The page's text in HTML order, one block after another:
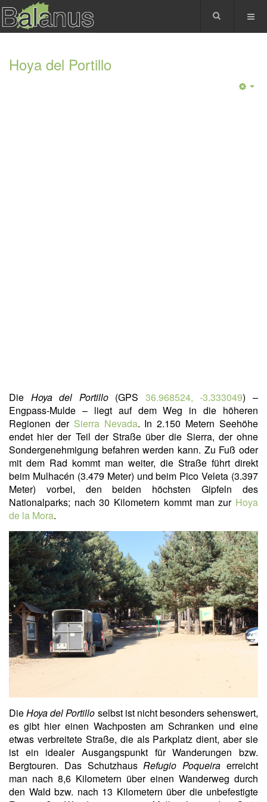
Hoya del Portillo
Die Hoya del Portillo(GPS 36.968524, -3.333049) –
Engpass-Mulde – liegt auf dem Weg in die höheren
Regionen der Sierra Nevada. In 2.150 Metern Seehöhe
endet hier der Teil der Straße über die Sierra, der ohne
Sondergenehmigung befahren werden kann. Zu Fuß oder
mit dem Rad kommt man weiter, die Straße führt direkt
beim Mulhacén (3.479 Meter) und beim Pico Veleta (3.397
Meter) vorbei, den beiden höchsten Gipfeln des
Nationalparks; nach 30 Kilometern kommt man zur Hoya
de la Mora.
DieHoya del Portillo selbst ist nicht besonders sehenswert,
es gibt hier einen Wachposten am Schranken und eine
etwas verbreitete Straße, die als Parkplatz dient, aber sie
ist ein idealer Ausgangspunkt für Wanderungen bzw.
Bergtouren. Das Schutzhaus Refugio Poqueira erreicht
man nach 8,6 Kilometern über einen Wanderweg durch
den Wald bzw. nach 13 Kilometern über die unbefestigte